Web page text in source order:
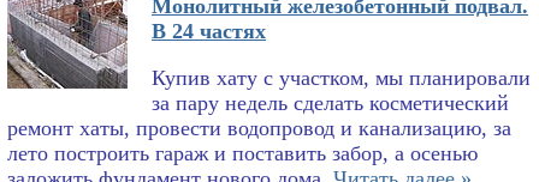
Монолитный железобетонный подвал.
В 24 частях
Купив хату с участком, мы планировали
за пару недель сделать косметический
ремонт хаты, провести водопровод и канализацию, за
лето построить гараж и поставить забор, а осенью